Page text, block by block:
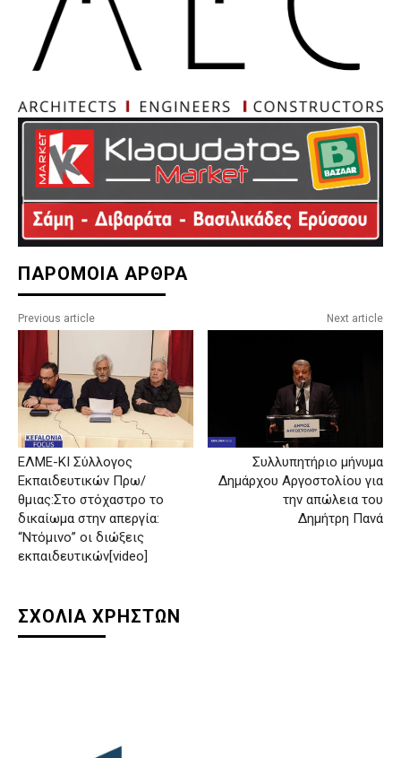
ΠΑΡΟΜΟΙΑ ΑΡΘΡΑ
Previous article
ΕΛΜΕ-ΚΙ Σύλλογος
Εκπαιδευτικών Πρω/
θμιας:Στο στόχαστρο το
δικαίωμα στην απεργία:
“Ντόμινο” οι διώξεις
εκπαιδευτικών[video]
Next article
Συλλυπητήριο μήνυμα
Δημάρχου Αργοστολίου για
την απώλεια του
Δημήτρη Πανά
ΣΧΟΛΙΑ ΧΡΗΣΤΩΝ